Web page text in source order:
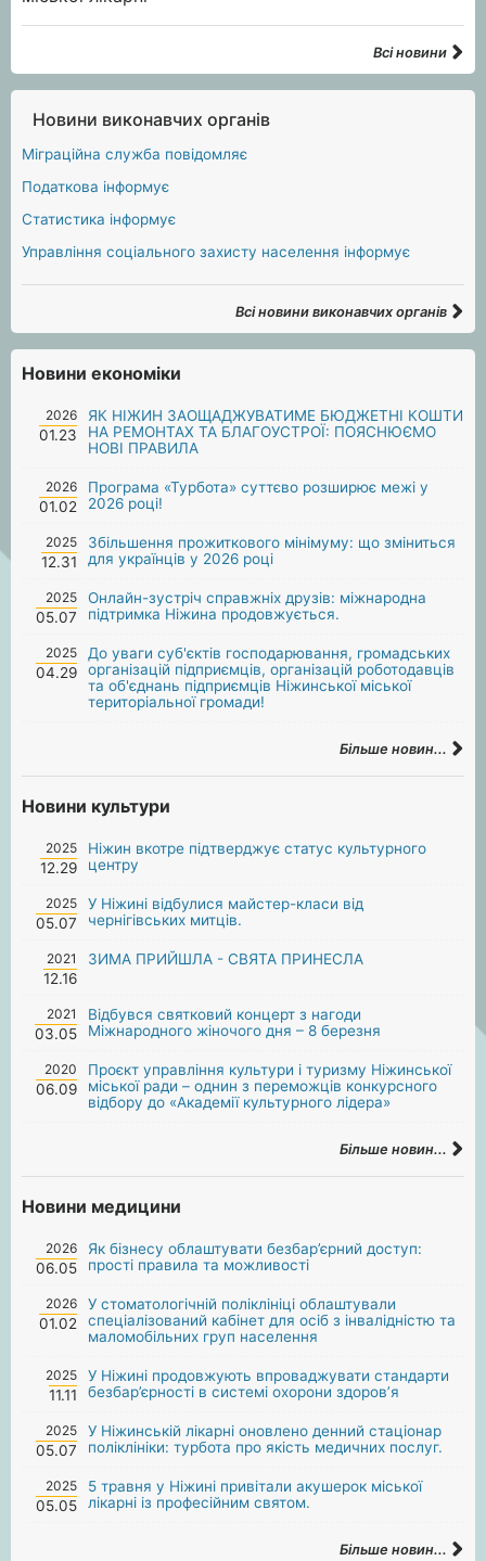
Всі новини
Новини виконавчих органів
Міграційна служба повідомляє
Податкова інформує
Статистика інформує
Управління соціального захисту населення інформує
Всі новини виконавчих органів
Новини економіки
2026
01.23
ЯК НІЖИН ЗАОЩАДЖУВАТИМЕ БЮДЖЕТНІ КОШТИ
НА РЕМОНТАХ ТА БЛАГОУСТРОЇ: ПОЯСНЮЄМО
НОВІ ПРАВИЛА
2026
01.02
Програма «Турбота» суттєво розширює межі у
2026 році!
2025
12.31
Збільшення прожиткового мінімуму: що зміниться
для українців у 2026 році
2025
05.07
Онлайн-зустріч справжніх друзів: міжнародна
підтримка Ніжина продовжується.
2025
04.29
До уваги суб'єктів господарювання, громадських
організацій підприємців, організацій роботодавців
та об'єднань підприємців Ніжинської міської
територіальної громади!
Більше новин...
Новини культури
2025
12.29
Ніжин вкотре підтверджує статус культурного
центру
2025
05.07
У Ніжині відбулися майстер-класи від
чернігівських митців.
2021
12.16
ЗИМА ПРИЙШЛА - СВЯТА ПРИНЕСЛА
2021
03.05
Відбувся святковий концерт з нагоди
Міжнародного жіночого дня – 8 березня
2020
06.09
Проєкт управління культури і туризму Ніжинської
міської ради – однин з переможців конкурсного
відбору до «Академії культурного лідера»
Більше новин...
Новини медицини
2026
06.05
Як бізнесу облаштувати безбар’єрний доступ:
прості правила та можливості
2026
01.02
У стоматологічній поліклініці облаштували
спеціалізований кабінет для осіб з інвалідністю та
маломобільних груп населення
2025
11.11
У Ніжині продовжують впроваджувати стандарти
безбар’єрності в системі охорони здоров’я
2025
05.07
У Ніжинській лікарні оновлено денний стаціонар
поліклініки: турбота про якість медичних послуг.
2025
05.05
5 травня у Ніжині привітали акушерок міської
лікарні із професійним святом.
Більше новин...